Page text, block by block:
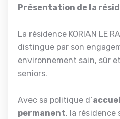
Présentation de la
La résidence KORIAN LE
distingue par son
environnement sain, sûr
seniors.
Avec sa politique d’
permanent, la résidence